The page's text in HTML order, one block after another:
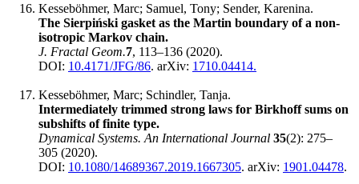
Kesseböhmer, Marc; Samuel, Tony; Sender, Karenina.
The Sierpiński gasket as the Martin boundary of a non-
isotropic Markov chain.
J. Fractal Geom.7, 113‍–136 (2020).
DOI: 10.4171/JFG/86. arXiv: 1710.04414.
Kesseböhmer, Marc; Schindler, Tanja.
Intermediately trimmed strong laws for Birkhoff sums on
subshifts of finite type.
Dynamical Systems. An International Journal 35(2): 275‍–
305 (2020).
DOI: 10.1080/14689367.2019.1667305. arXiv: 1901.04478.